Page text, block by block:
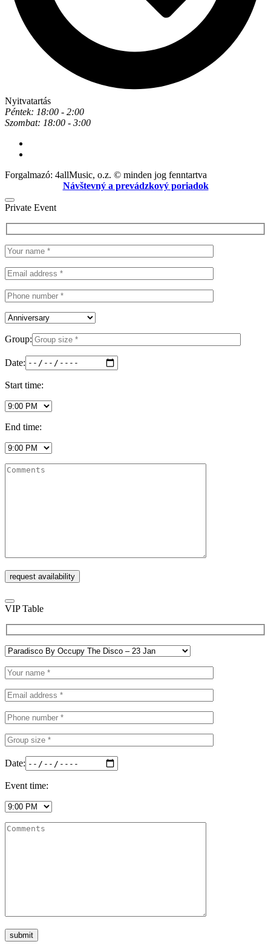
Nyitvatartás
Péntek: 18:00 - 2:00
Szombat: 18:00 - 3:00
Forgalmazó: 4allMusic, o.z. © minden jog fenntartva
Návštevný a prevádzkový poriadok
Private Event
Group:
Date:
Start time:
End time:
VIP Table
Date:
Event time: